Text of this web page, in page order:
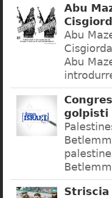
Abu
Abu
Abu
golpisti
Striscia